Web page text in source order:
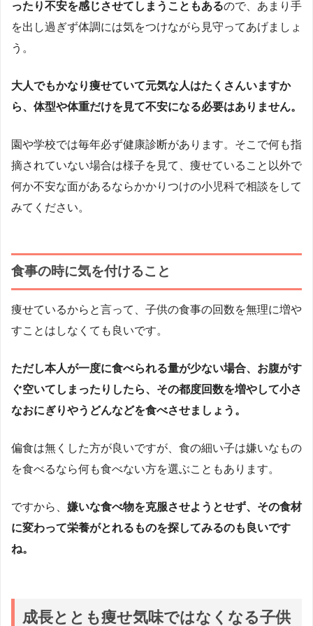
ったり不安を感じさせてしまうこともあるので、あまり手
を出し過ぎず体調には気をつけながら見守ってあげましょ
う。
大人でもかなり痩せていて元気な人はたくさんいますか
ら、体型や体重だけを見て不安になる必要はありません。
園や学校では毎年必ず健康診断があります。そこで何も指
摘されていない場合は様子を見て、痩せていること以外で
何か不安な面があるならかかりつけの小児科で相談をして
みてください。
食事の時に気を付けること
痩せているからと言って、子供の食事の回数を無理に増や
すことはしなくても良いです。
ただし本人が一度に食べられる量が少ない場合、お腹がす
ぐ空いてしまったりしたら、その都度回数を増やして小さ
なおにぎりやうどんなどを食べさせましょう。
偏食は無くした方が良いですが、食の細い子は嫌いなもの
を食べるなら何も食べない方を選ぶこともあります。
ですから、 嫌いな食べ物を克服させようとせず、その食材
に変わって栄養がとれるものを探してみるのも良いです
ね。
成長ととも痩せ気味ではなくなる子供